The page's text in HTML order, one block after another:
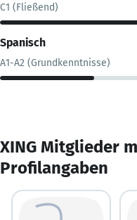
C1 (Fließend)
Spanisch
A1-A2 (Grundkenntnisse)
XING Mitglieder
Profilangaben